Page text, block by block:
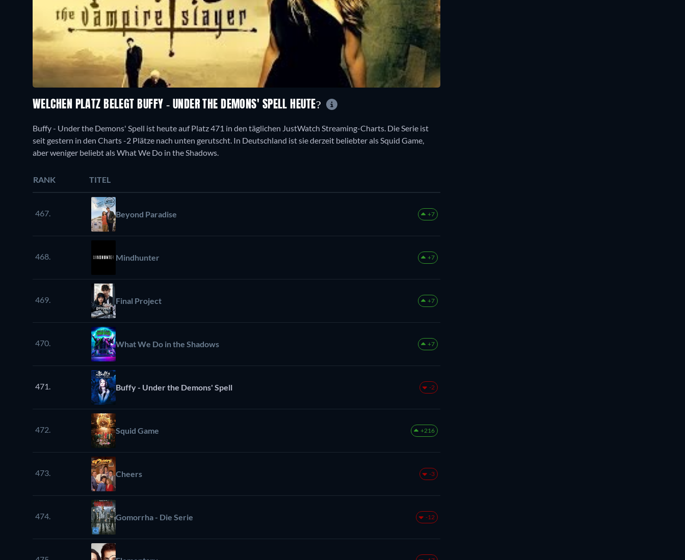
WELCHEN PLATZ BELEGT BUFFY - UNDER THE DEMONS' SPELL HEUTE?
Buffy - Under the Demons' Spell ist heute auf Platz 471 in den täglichen JustWatch Streaming-Charts. Die Serie ist
seit gestern in den Charts -2 Plätze nach unten gerutscht. In Deutschland ist sie derzeit beliebter als Squid Game,
aber weniger beliebt als What We Do in the Shadows.
RANK TITEL
467. Beyond Paradise +7
468. Mindhunter +7
469. Final Project +7
470. What We Do in the Shadows +7
471. Buffy - Under the Demons' Spell -2
472. Squid Game +216
473. Cheers -3
474. Gomorrha - Die Serie -12